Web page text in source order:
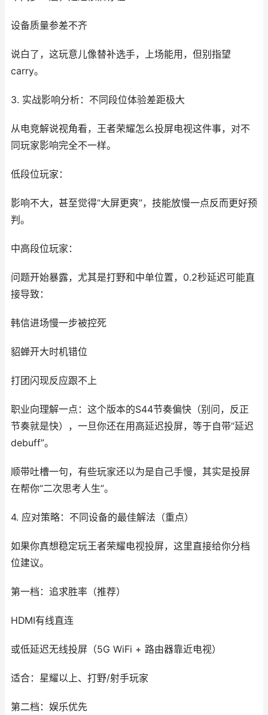
设备质量参差不齐
说白了，这玩意儿像替补选手，上场能用，但别指望
carry。
3. 实战影响分析：不同段位体验差距极大
从电竞解说视角看，王者荣耀怎么投屏电视这件事，对不
同玩家影响完全不一样。
低段位玩家：
影响不大，甚至觉得“大屏更爽”，技能放慢一点反而更好预
判。
中高段位玩家：
问题开始暴露，尤其是打野和中单位置，0.2秒延迟可能直
接导致：
韩信进场慢一步被控死
貂蝉开大时机错位
打团闪现反应跟不上
职业向理解一点：这个版本的S44节奏偏快（别问，反正
节奏就是快），一旦你还在用高延迟投屏，等于自带“延迟
debuff”。
顺带吐槽一句，有些玩家还以为是自己手慢，其实是投屏
在帮你“二次思考人生”。
4. 应对策略：不同设备的最佳解法（重点）
如果你真想稳定玩王者荣耀电视投屏，这里直接给你分档
位建议。
第一档：追求胜率（推荐）
HDMI有线直连
或低延迟无线投屏（5G WiFi + 路由器靠近电视）
适合：星耀以上、打野/射手玩家
第二档：娱乐优先